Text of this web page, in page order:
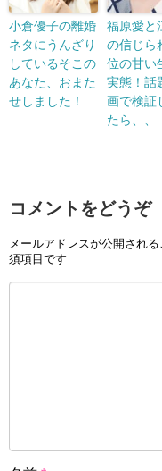
小倉優子の離婚
ネタにうんざり
しているそこの
あなた、おまた
せしました！
福原愛と
の信じら
位の甘い
実態！話
画で検証
たら、、
コメントをどうぞ
メールアドレスが公開される
須項目です